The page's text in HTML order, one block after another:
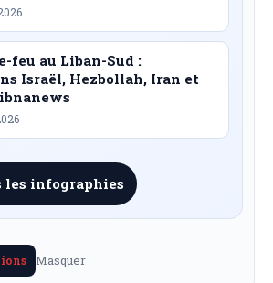
feu au Liban-Sud :
Israël, Hezbollah, Iran et
les infographies
Masquer